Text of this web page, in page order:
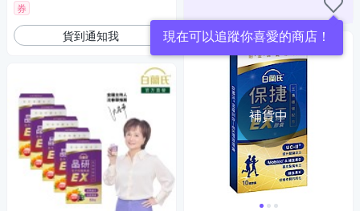
券
貨到通知我 現在可以追蹤你喜愛的商店！
補貨中